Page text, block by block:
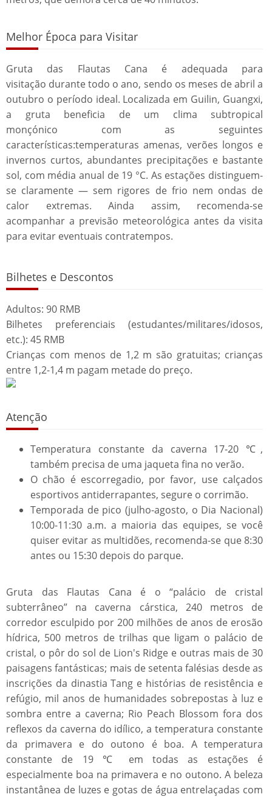
Melhor Época para Visitar
Gruta das Flautas Cana é adequada para
visitação durante todo o ano, sendo os meses de abril a
outubro o período ideal. Localizada em Guilin, Guangxi,
a gruta beneficia de um clima subtropical
monçónico com as seguintes
características:temperaturas amenas, verões longos e
invernos curtos, abundantes precipitações e bastante
sol, com média anual de 19 °C. As estações distinguem-
se claramente — sem rigores de frio nem ondas de
calor extremas. Ainda assim, recomenda-se
acompanhar a previsão meteorológica antes da visita
para evitar eventuais contratempos.
Bilhetes e Descontos
Adultos: 90 RMB
Bilhetes preferenciais (estudantes/militares/idosos,
etc.): 45 RMB
Crianças com menos de 1,2 m são gratuitas; crianças
entre 1,2-1,4 m pagam metade do preço.
Atenção
Temperatura constante da caverna 17-20 ℃,
também precisa de uma jaqueta fina no verão.
O chão é escorregadio, por favor, use calçados
esportivos antiderrapantes, segure o corrimão.
Temporada de pico (julho-agosto, o Dia Nacional)
10:00-11:30 a.m. a maioria das equipes, se você
quiser evitar as multidões, recomenda-se que 8:30
antes ou 15:30 depois do parque.
Gruta das Flautas Cana é o “palácio de cristal
subterrâneo” na caverna cárstica, 240 metros de
corredor esculpido por 200 milhões de anos de erosão
hídrica, 500 metros de trilhas que ligam o palácio de
cristal, o pôr do sol de Lion's Ridge e outras mais de 30
paisagens fantásticas; mais de setenta falésias desde as
inscrições da dinastia Tang e histórias de resistência e
refúgio, mil anos de humanidades sobrepostas à luz e
sombra entre a caverna; Rio Peach Blossom fora dos
reflexos da caverna do idílico, a temperatura constante
da primavera e do outono é boa. A temperatura
constante de 19 ℃ em todas as estações é
especialmente boa na primavera e no outono. A beleza
instantânea de luzes e gotas de água entrelaçadas com